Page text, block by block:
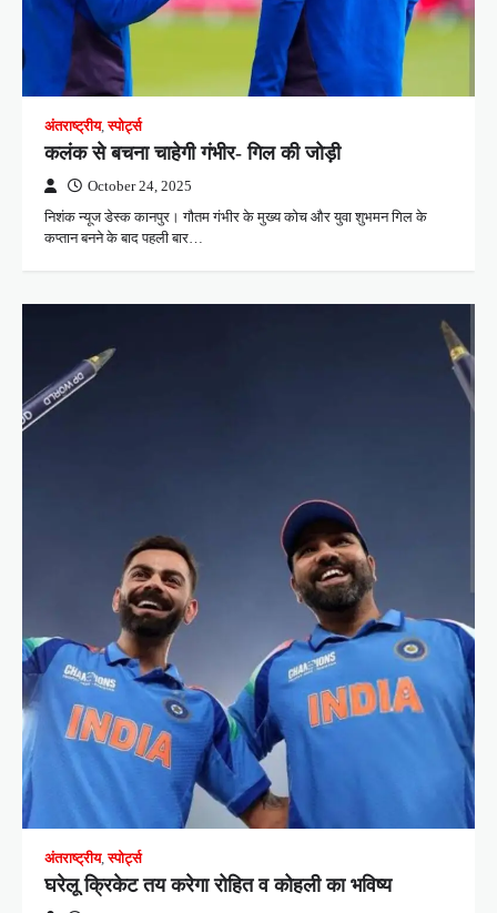
अंतराष्ट्रीय,स्पोर्ट्स
कलंक से बचना चाहेगी गंभीर- गिल की जोड़ी
October 24, 2025
निशंक न्यूज डेस्क कानपुर। गौतम गंभीर के मुख्य कोच और युवा शुभमन गिल के
कप्तान बनने के बाद पहली बार…
अंतराष्ट्रीय,स्पोर्ट्स
घरेलू क्रिकेट तय करेगा रोहित व कोहली का भविष्य